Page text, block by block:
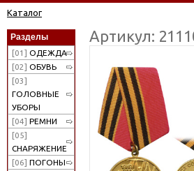
Каталог
Разделы
[01] ОДЕЖДА
[02] ОБУВЬ
[03]
ГОЛОВНЫЕ
УБОРЫ
[04] РЕМНИ
[05]
СНАРЯЖЕНИЕ
[06] ПОГОНЫ
Артикул: